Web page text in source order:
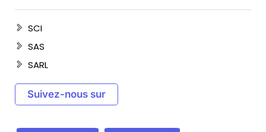
SCI
SAS
SARL
Suivez-nous sur